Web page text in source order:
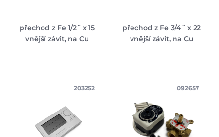
přechod z Fe 1/2˝ x 15
vnější závit, na Cu
přechod z Fe 3/4˝ x 22
vnější závit, na Cu
203252 092657